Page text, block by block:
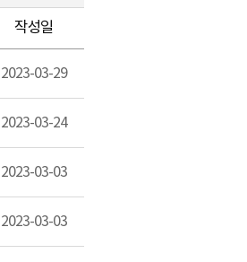
작성일
2023-03-29
2023-03-24
2023-03-03
2023-03-03